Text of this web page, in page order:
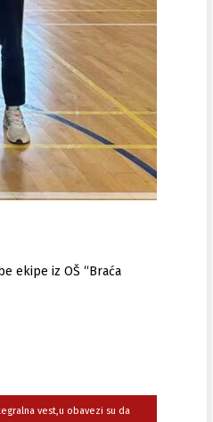
ekipe iz OŠ “Braća
vest,u obavezi su da